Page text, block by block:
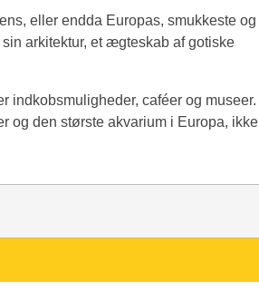
eller endda Europas, smukkeste og
arkitektur, et ægteskab af gotiske
indkobsmuligheder, caféer og museer.
og den største akvarium i Europa, ikke